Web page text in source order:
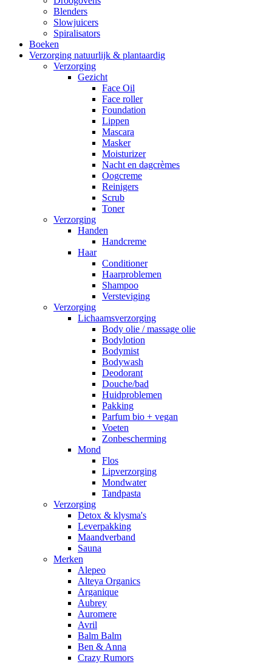
Blenders
Slowjuicers
Spiralisators
Boeken
Verzorging natuurlijk & plantaardig
Verzorging
Gezicht
Face Oil
Face roller
Foundation
Lippen
Mascara
Masker
Moisturizer
Nacht en dagcrèmes
Oogcreme
Reinigers
Scrub
Toner
Verzorging
Handen
Handcreme
Haar
Conditioner
Haarproblemen
Shampoo
Versteviging
Verzorging
Lichaamsverzorging
Body olie / massage olie
Bodylotion
Bodymist
Bodywash
Deodorant
Douche/bad
Huidproblemen
Pakking
Parfum bio + vegan
Voeten
Zonbescherming
Mond
Flos
Lipverzorging
Mondwater
Tandpasta
Verzorging
Detox & klysma's
Leverpakking
Maandverband
Sauna
Merken
Alepeo
Alteya Organics
Arganique
Aubrey
Auromere
Avril
Balm Balm
Ben & Anna
Crazy Rumors